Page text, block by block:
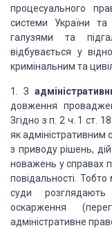
процесу­ального
системи України та
галузями та
відбувається у
кримінальним та
1. З
довження
Згідно з п. 2 ч. 1 ст.
як адміністративним
з приводу рішень,
новажень у справах
повідальності. Тобто
суди розглядають
оскарження
адміністративне